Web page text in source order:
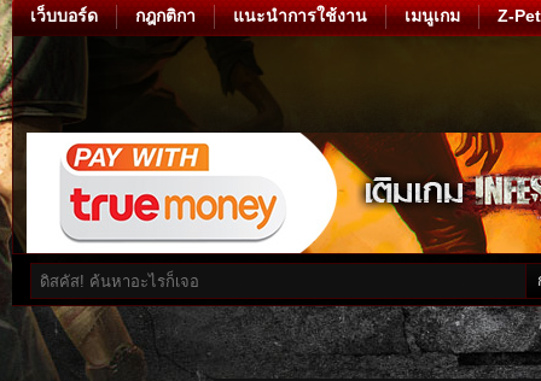
เว็บบอร์ด กฎกติกา แนะนำการใช้งาน เมนูเกม Z-Pet